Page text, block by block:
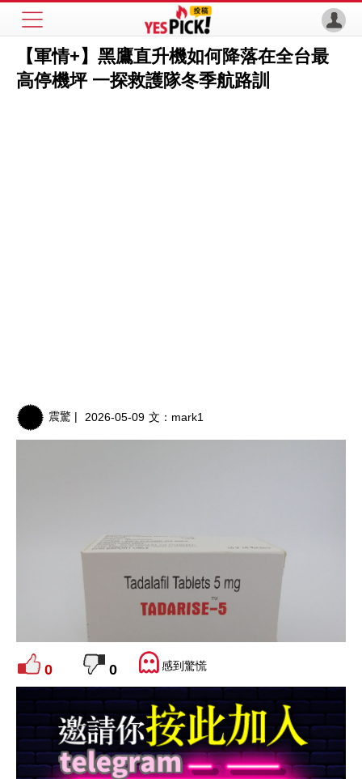
【軍情+】黑鷹直升機如何降落在全台最
高停機坪 一探救護隊冬季航路訓
震驚 | 2026-05-09 文： mark1
0 0 感到驚慌